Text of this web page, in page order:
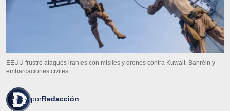
EEUU frustró ataques iraníes con misiles y drones contra Kuwait, Bahréin y
embarcaciones civiles
porRedacción